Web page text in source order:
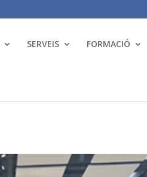
SERVEIS FORMACIÓ